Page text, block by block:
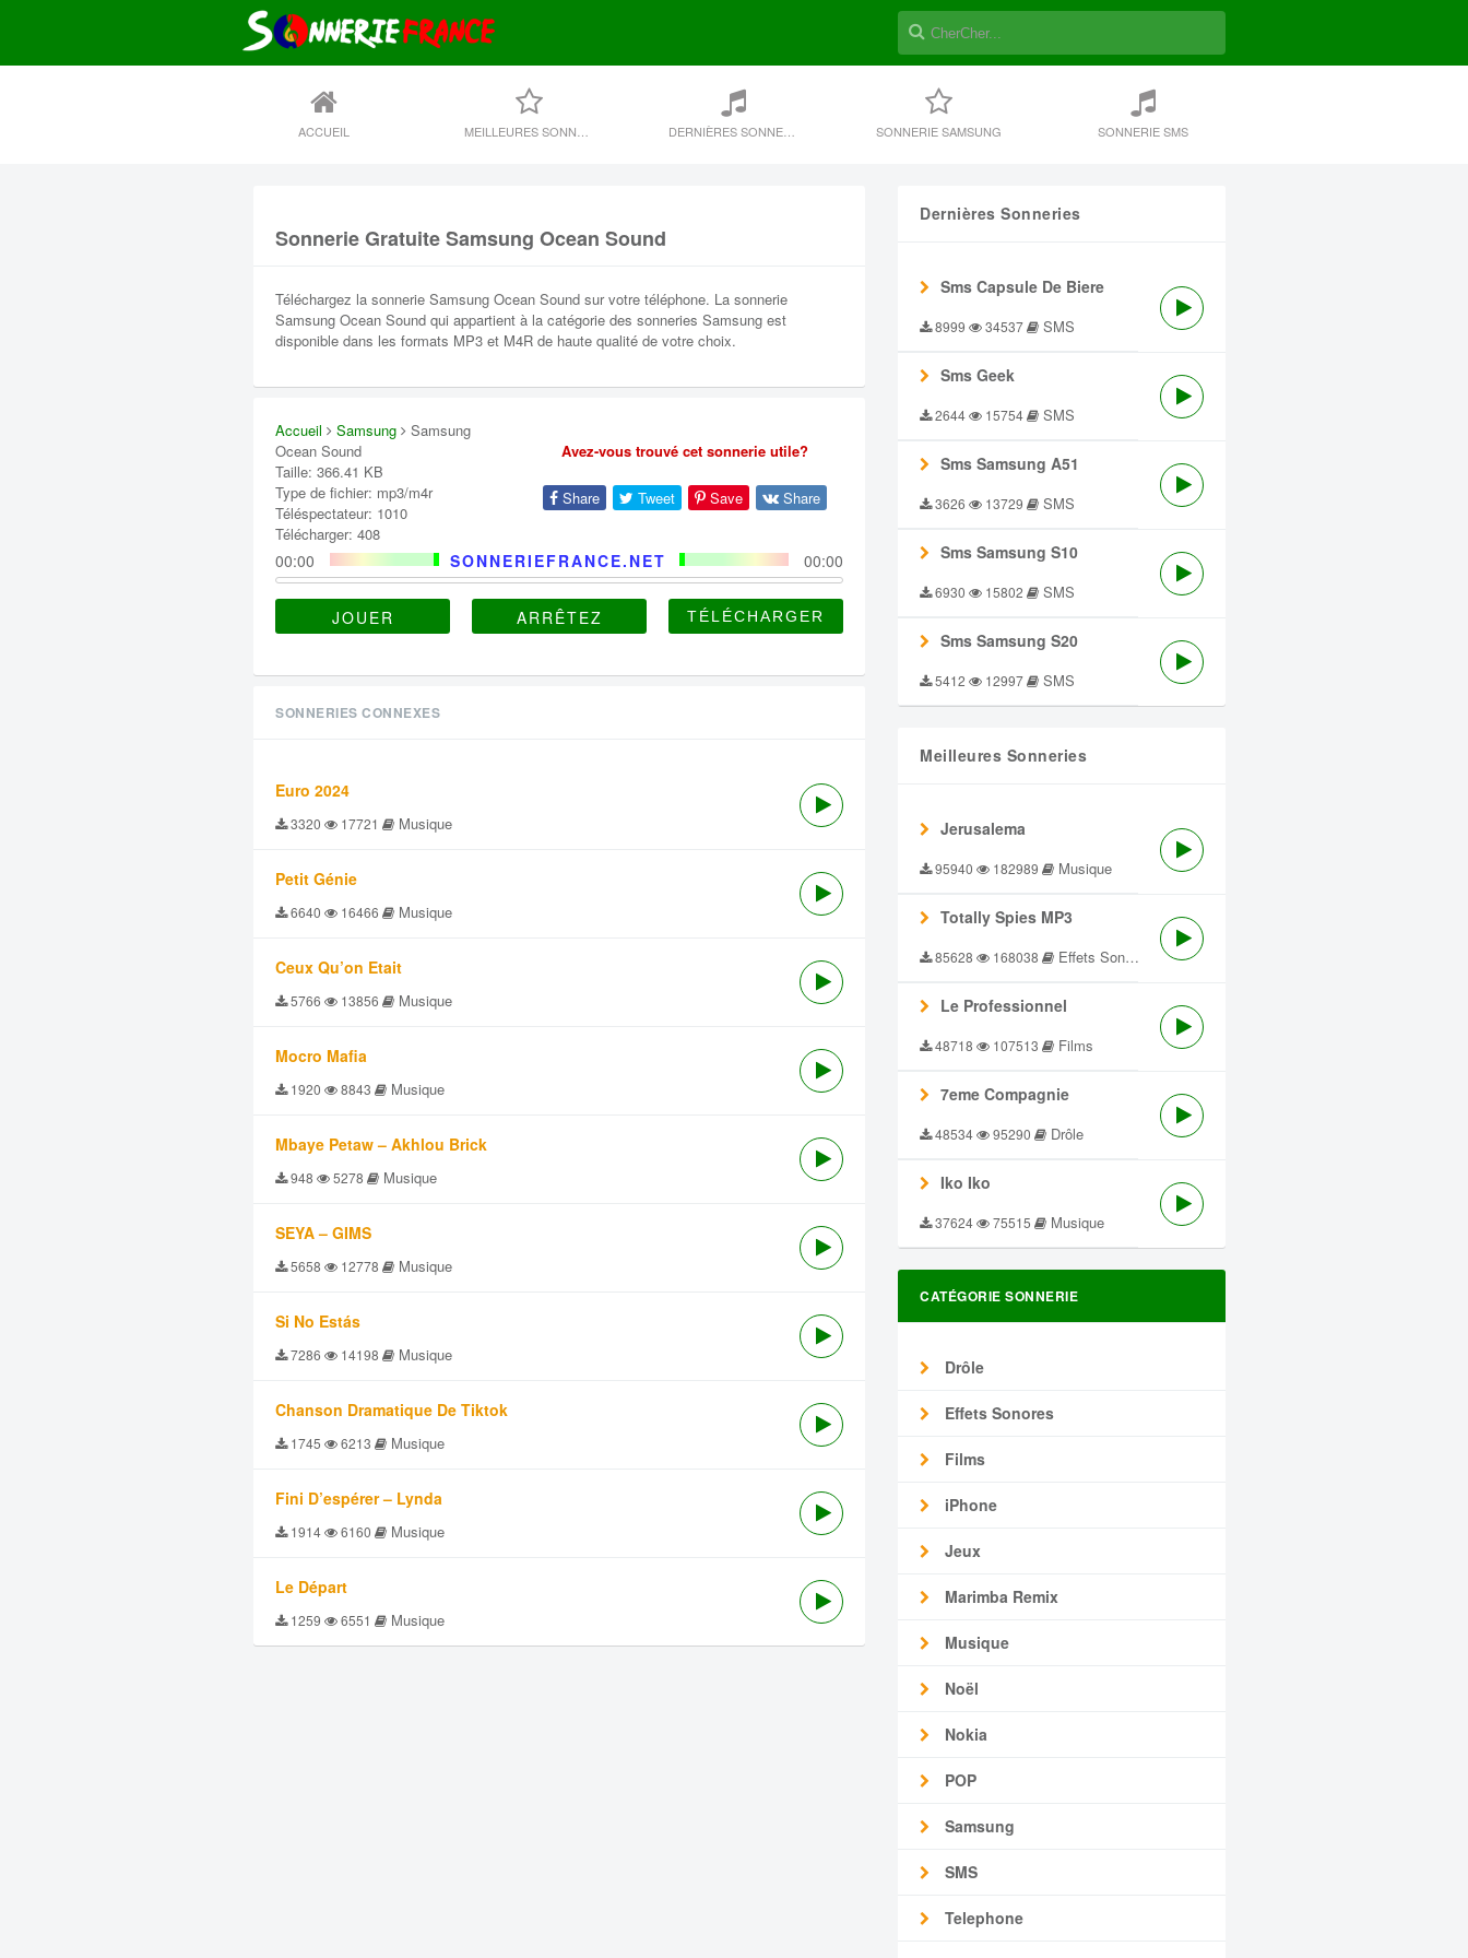
ACCUEIL SONNERIE SAMSUNG SONNERIE SMS
Sonnerie Gratuite Samsung Ocean Sound
Téléchargez la sonnerie Samsung Ocean Sound sur votre téléphone. La sonnerie
Samsung Ocean Sound qui appartient à la catégorie des sonneries Samsung est
disponible dans les formats MP3 et M4R de haute qualité de votre choix.
Accueil Samsung
Samsung
Ocean Sound
Taille: 366.41 KB
Type de fichier: mp3/m4r
Téléspectateur: 1010
Télécharger: 408
Avez-vous trouvé cet sonnerie utile?
Share Tweet Save Share
SONNERIEFRANCE.NET
00:00 00:00
JOUER ARRÊTEZ
Dernières Sonneries
Sms Capsule De Biere
8999 34537 SMS
Sms Geek
2644 15754 SMS
Sms Samsung A51
3626 13729 SMS
Sms Samsung S10
6930 15802 SMS
Sms Samsung S20
5412 12997 SMS
Meilleures Sonneries
Jerusalema
95940 182989 Musique
Totally Spies MP3
85628 168038 Effets Sonores
Le Professionnel
48718 107513 Films
7eme Compagnie
48534 95290 Drôle
Iko Iko
37624 75515 Musique
CATÉGORIE SONNERIE
Drôle
Effets Sonores
Films
iPhone
Jeux
Marimba Remix
Musique
Noël
Nokia
POP
Samsung
SMS
Telephone
SONNERIES CONNEXES
Euro 2024
3320 17721 Musique
Petit Génie
6640 16466 Musique
Ceux Qu’on Etait
5766 13856 Musique
Mocro Mafia
1920 8843 Musique
Mbaye Petaw – Akhlou Brick
948 5278 Musique
SEYA – GIMS
5658 12778 Musique
Si No Estás
7286 14198 Musique
Chanson Dramatique De Tiktok
1745 6213 Musique
Fini D’espérer – Lynda
1914 6160 Musique
Le Départ
1259 6551 Musique